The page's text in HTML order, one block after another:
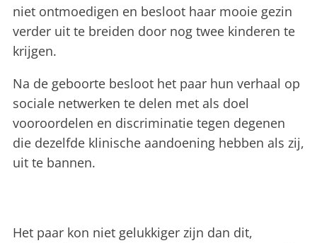
niet ontmoedigen en besloot haar mooie gezin
verder uit te breiden door nog twee kinderen te
krijgen.
Na de geboorte besloot het paar hun verhaal op
sociale netwerken te delen met als doel
vooroordelen en discriminatie tegen degenen
die dezelfde klinische aandoening hebben als zij,
uit te bannen.
Het paar kon niet gelukkiger zijn dan dit,